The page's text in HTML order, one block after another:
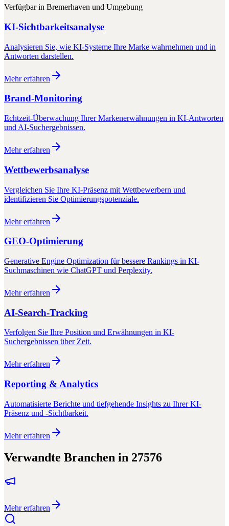
Verfügbar in Bremerhaven und Umgebung
KI-Sichtbarkeitsanalyse
Analysieren Sie, wie KI-Systeme Ihre Marke wahrnehmen und in
Antworten darstellen.
Mehr erfahren
Brand-Monitoring
Echtzeit-Überwachung Ihrer Markenerwähnungen in KI-Antworten
und AI-Suchergebnissen.
Mehr erfahren
Wettbewerbsanalyse
Vergleichen Sie Ihre KI-Präsenz mit Wettbewerbern und
identifizieren Sie Optimierungspotenziale.
Mehr erfahren
GEO-Optimierung
Generative Engine Optimization für bessere Rankings in KI-
Suchmaschinen wie ChatGPT und Perplexity.
Mehr erfahren
AI-Search-Tracking
Verfolgen Sie Ihre Position und Erwähnungen in KI-
Suchergebnissen über Zeit.
Mehr erfahren
Reporting & Analytics
Automatisierte Berichte und tiefgehende Insights zu Ihrer KI-
Präsenz und -Sichtbarkeit.
Mehr erfahren
Verwandte Branchen in 27576
Mehr erfahren